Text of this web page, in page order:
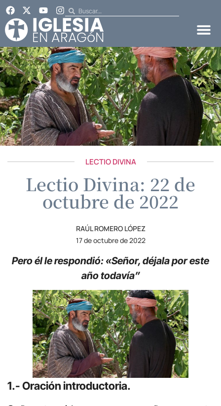
LECTIO DIVINA
Lectio Divina: 22 de
octubre de 2022
RAÚL ROMERO LÓPEZ
17 de octubre de 2022
Pero él le respondió: «Señor, déjala por este
año todavía”
1.- Oración introductoria.